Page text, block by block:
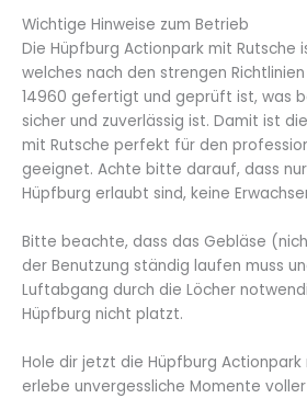
Wichtige Hinweise zum Betrieb
Die Hüpfburg Actionpark mit Rutsche
welches nach den strengen Richtlinien
14960 gefertigt und geprüft ist, was
sicher und zuverlässig ist. Damit ist
mit Rutsche perfekt für den
geeignet. Achte bitte darauf, dass
Hüpfburg erlaubt sind, keine
Bitte beachte, dass das Gebläse
der Benutzung ständig laufen muss
Luftabgang durch die Löcher
Hüpfburg nicht platzt.
Hole dir jetzt die Hüpfburg Actionpark
erlebe unvergessliche Momente